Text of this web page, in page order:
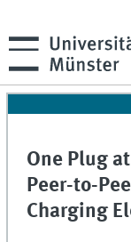
One Plug
Peer-to-
Charging